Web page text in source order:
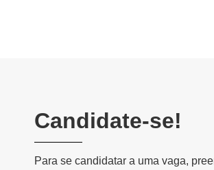
Candidate-se!
Para se candidatar a uma vaga,